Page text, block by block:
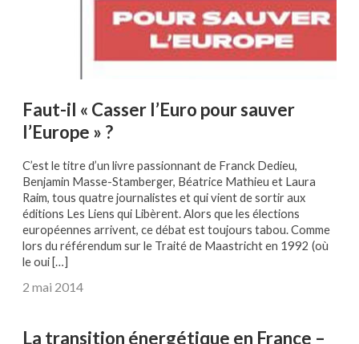
Faut-il « Casser l’Euro pour sauver
l’Europe » ?
C’est le titre d’un livre passionnant de Franck Dedieu,
Benjamin Masse-Stamberger, Béatrice Mathieu et Laura
Raim, tous quatre journalistes et qui vient de sortir aux
éditions Les Liens qui Libèrent. Alors que les élections
européennes arrivent, ce débat est toujours tabou. Comme
lors du référendum sur le Traité de Maastricht en 1992 (où
le oui […]
2 mai 2014
La transition énergétique en France –